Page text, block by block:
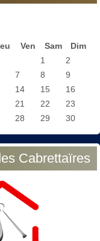
Ven Sam
Dim
1
2
7 8
9
14 15
16
21 22
23
28 29 30
Cabrettaïres